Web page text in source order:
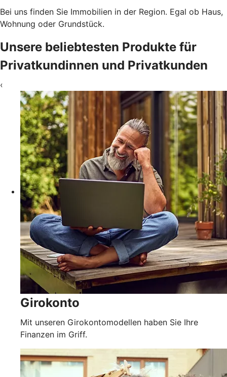
Bei uns finden Sie Immobilien in der Region. Egal ob Haus,
Wohnung oder Grundstück.
Unsere beliebtesten Produkte für
Privatkundinnen und Privatkunden
‹
Girokonto
Mit unseren Girokontomodellen haben Sie Ihre
Finanzen im Griff.